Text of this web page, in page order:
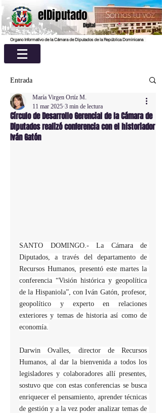
elDiputado
Digital
Organo Informativo de la Cámara de Diputados de la República Dominicana
Entrada
Círculo de Desarrollo Gerencial de la Cámara de
Diputados realizó conferencia con el historiador
Iván Gatón
María Virgen Ortíz M.
11 mar 2025 3 min de lectura
SANTO DOMINGO.- La Cámara de
Diputados, a través del departamento de
Recursos Humanos, presentó este martes la
conferencia “Visión histórica y geopolítica
de la Hispaniola”, con Iván Gatón, profesor,
geopolítico y experto en relaciones
exteriores y temas de historia así como de
economía.
Darwin Ovalles, director de Recursos
Humanos, al dar la bienvenida a todos los
legisladores y colaboradores allí presentes,
sostuvo que con estas conferencias se busca
enriquecer el pensamiento, aprender técnicas
de gestión y a la vez poder analizar temas de